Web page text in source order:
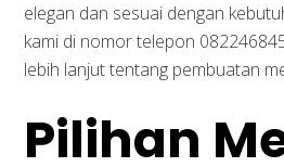
elegan dan sesuai dengan
kami di nomor telepon
lebih lanjut tentang pembuatan
Pilihan